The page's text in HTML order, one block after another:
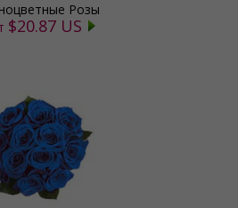
Розы
$20.87 US